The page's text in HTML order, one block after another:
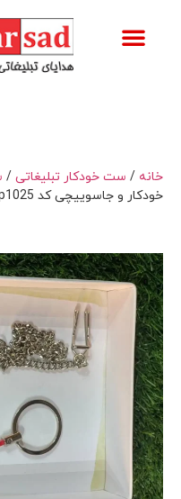
خانه / ست خودکار تبلیغاتی/
خودکار و جاسوییچی کد sp1025